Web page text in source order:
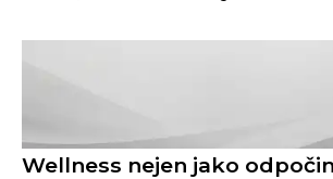
Wellness nejen jako